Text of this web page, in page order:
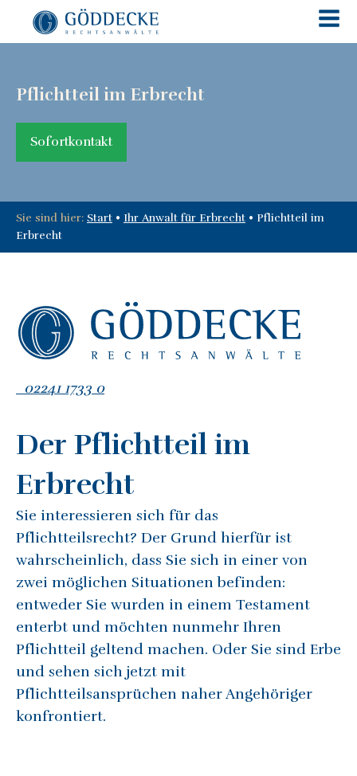
Pflichtteil im Erbrecht
Sofortkontakt
Sie sind hier: Start • Ihr Anwalt für Erbrecht • Pflichtteil im
Erbrecht
02241 1733 0
Der Pflichtteil im
Erbrecht
Sie interessieren sich für das
Pflichtteilsrecht? Der Grund hierfür ist
wahrscheinlich, dass Sie sich in einer von
zwei möglichen Situationen befinden:
entweder Sie wurden in einem Testament
enterbt und möchten nunmehr Ihren
Pflichtteil geltend machen. Oder Sie sind Erbe
und sehen sich jetzt mit
Pflichtteilsansprüchen naher Angehöriger
konfrontiert.